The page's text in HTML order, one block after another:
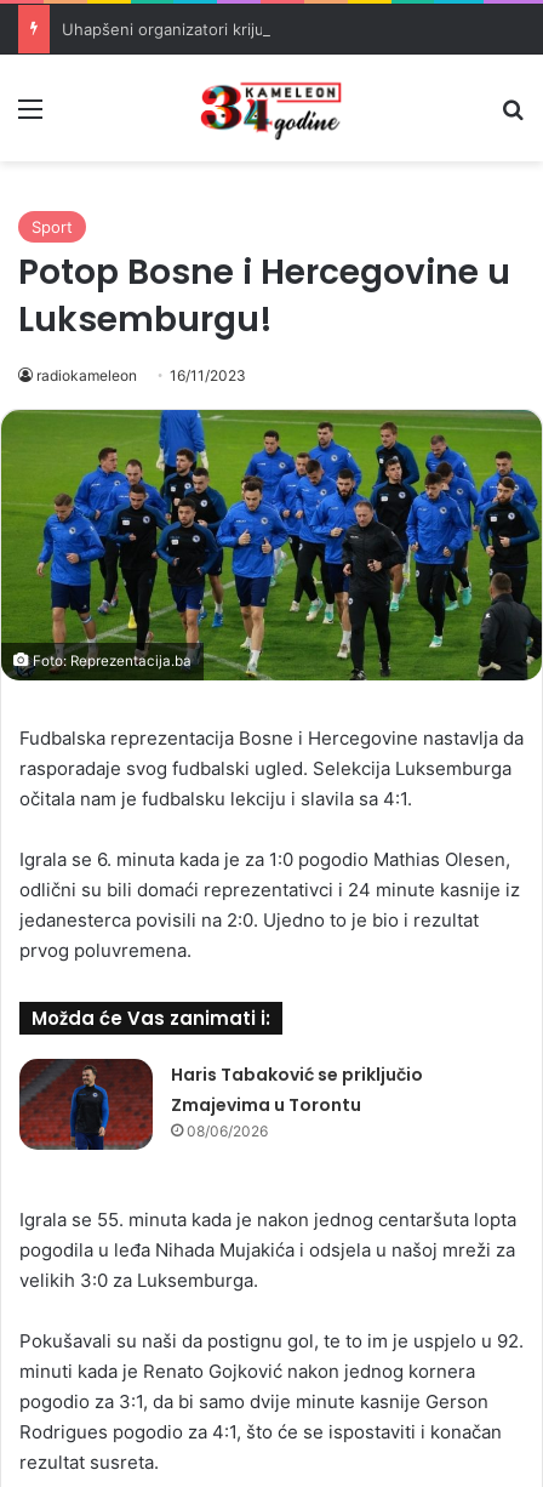
Sport
Potop Bosne i Hercegovine u
Luksemburgu!
radiokameleon 16/11/2023
Foto: Reprezentacija.ba
Fudbalska reprezentacija Bosne i Hercegovine nastavlja da
rasporadaje svog fudbalski ugled. Selekcija Luksemburga
očitala nam je fudbalsku lekciju i slavila sa 4:1.
Igrala se 6. minuta kada je za 1:0 pogodio Mathias Olesen,
odlični su bili domaći reprezentativci i 24 minute kasnije iz
jedanesterca povisili na 2:0. Ujedno to je bio i rezultat
prvog poluvremena.
Možda će Vas zanimati i:
Haris Tabaković se priključio
Zmajevima u Torontu
08/06/2026
Igrala se 55. minuta kada je nakon jednog centaršuta lopta
pogodila u leđa Nihada Mujakića i odsjela u našoj mreži za
velikih 3:0 za Luksemburga.
Pokušavali su naši da postignu gol, te to im je uspjelo u 92.
minuti kada je Renato Gojković nakon jednog kornera
pogodio za 3:1, da bi samo dvije minute kasnije Gerson
Rodrigues pogodio za 4:1, što će se ispostaviti i konačan
rezultat susreta.